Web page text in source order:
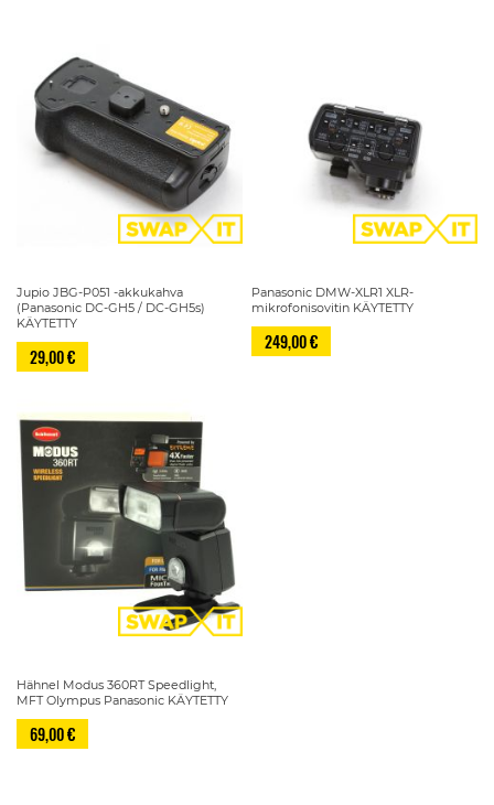
Jupio JBG-P051 -akkukahva
(Panasonic DC-GH5 / DC-GH5s)
KÄYTETTY
29,00 €
Panasonic DMW-XLR1 XLR-
mikrofonisovitin KÄYTETTY
249,00 €
Hähnel Modus 360RT Speedlight,
MFT Olympus Panasonic KÄYTETTY
69,00 €